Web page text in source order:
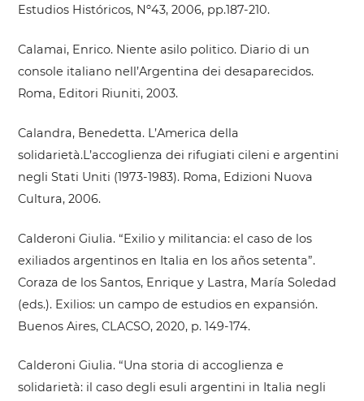
Estudios Históricos, Nº43, 2006, pp.187-210.
Calamai, Enrico. Niente asilo politico. Diario di un
console italiano nell’Argentina dei desaparecidos.
Roma, Editori Riuniti, 2003.
Calandra, Benedetta. L’America della
solidarietà.L’accoglienza dei rifugiati cileni e argentini
negli Stati Uniti (1973-1983). Roma, Edizioni Nuova
Cultura, 2006.
Calderoni Giulia. “Exilio y militancia: el caso de los
exiliados argentinos en Italia en los años setenta”.
Coraza de los Santos, Enrique y Lastra, María Soledad
(eds.). Exilios: un campo de estudios en expansión.
Buenos Aires, CLACSO, 2020, p. 149-174.
Calderoni Giulia. “Una storia di accoglienza e
solidarietà: il caso degli esuli argentini in Italia negli